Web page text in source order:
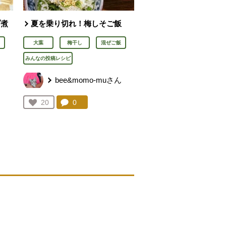
夏を乗り切れ！梅しそご飯
大葉 梅干し 混ぜご飯
みんなの投稿レシピ
bee&momo-muさん
お気に入り登録：
20
人が登録
コメント：
0件。コメントを見る。